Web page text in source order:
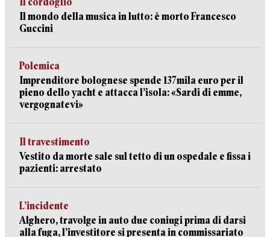
Il mondo della musica in lutto: è morto Francesco
Guccini
Polemica
Imprenditore bolognese spende 137mila euro per il
pieno dello yacht e attacca l’isola: «Sardi di emme,
vergognatevi»
Il travestimento
Vestito da morte sale sul tetto di un ospedale e fissa i
pazienti: arrestato
L’incidente
Alghero, travolge in auto due coniugi prima di darsi
alla fuga, l’investitore si presenta in commissariato